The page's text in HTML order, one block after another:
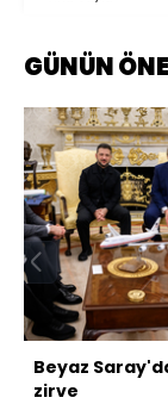
GÜNÜN
Beyaz
zirve